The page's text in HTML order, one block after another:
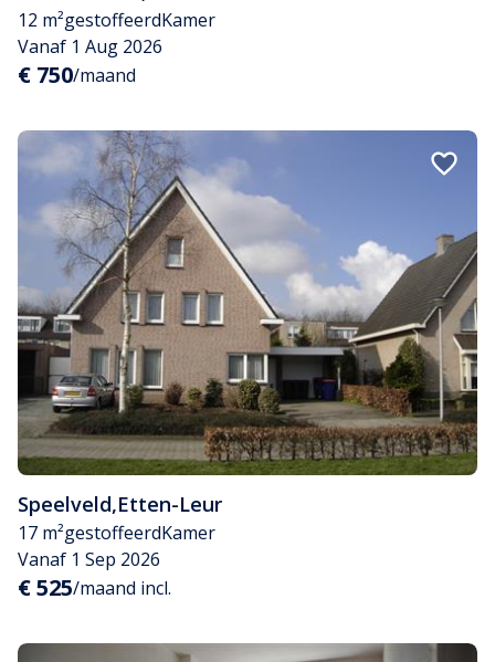
12 m²gestoffeerdKamer
Vanaf 1 Aug 2026
€ 750/maand
Speelveld,Etten-Leur
17 m²gestoffeerdKamer
Vanaf 1 Sep 2026
€ 525/maand incl.